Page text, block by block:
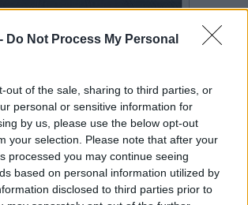
Do Not Process My Personal
out of the sale, sharing to third parties, or
personal or sensitive information for
by us, please use the below opt-out
your selection. Please note that after your
processed you may continue seeing
based on personal information utilized by
disclosed to third parties prior to